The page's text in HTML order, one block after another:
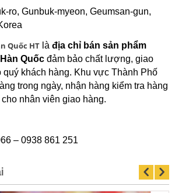
ro, Gunbuk-myeon, Geumsan-gun,
Quốc HT là địa chỉ bán sản phẩm
Quốc đảm bảo chất lượng, giao
quý khách hàng. Khu vực Thành Phố
trong ngày, nhận hàng kiểm tra hàng
nhân viên giao hàng.
– 0938 861 251